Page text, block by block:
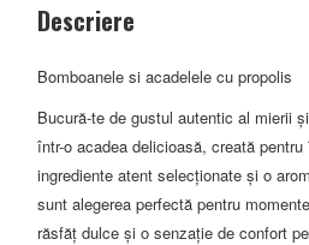
Descriere
Bomboanele si acadelele cu propolis
Bucură-te de gustul autentic al mierii
într-o acadea delicioasă, creată
ingrediente atent selecționate și o
sunt alegerea perfectă pentru
răsfăț dulce și o senzație de confort